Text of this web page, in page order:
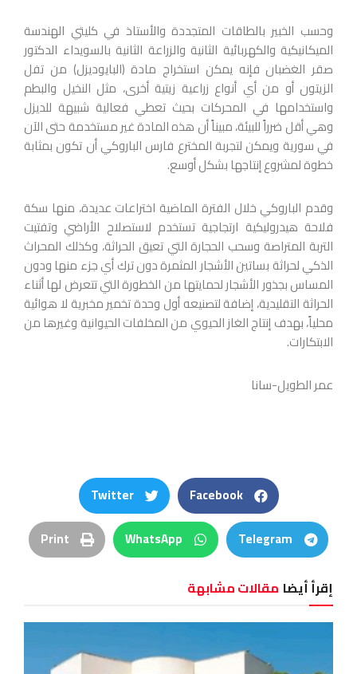
وحسب الخبير بالطاقات المتجددة والأستاذ في كليتي الهندسة
الميكانيكية والكهربائية الثانية والزراعة الثانية بالسويداء الدكتور
صقر الغضبان فإنه يمكن استخراج مادة (البايوديزل) من تفل
الزيتون أو من أي أنواع زراعية زيتية أخرى، مثل النخيل والبطم
واستخدامها في المحركات بحيث تعطي فعالية شبيهة للديزل
وهي أقل ضرراً للبيئة، مبيناً أن هذه المادة غير مستخدمة حتى الآن
في سورية ويمكن لتجربة المخترع فارس الباروكي أن تكون بمثابة
خطوة لمشروع إنتاجها بشكل أوسع.
وقدم الباروكي خلال الفترة الماضية اختراعات عديدة، منها سكة
فلاحة هيدروليكية ارتجاجية تستخدم لاستصلاح الأراضي وتفتيت
التربة المتراصة وسحب الحجارة التي تعيق الحراثة، وكذلك المحراث
الذكي لحراثة بساتين الأشجار المثمرة دون ترك أي جزء منها ودون
المساس بجذور الأشجار لحمايتها من الخطورة التي تتعرض لها أثناء
الحراثة التقليدية، إضافة لتصنيعه أول وحدة تخمير مخبرية لا هوائية
محلياً، بهدف إنتاج الغاز الحيوي من المخلفات الحيوانية وغيرها من
الابتكارات.
عمر الطويل-سانا
Facebook
Twitter
Telegram
WhatsApp
Print
إقرأ أيضا مقالات مشابهة